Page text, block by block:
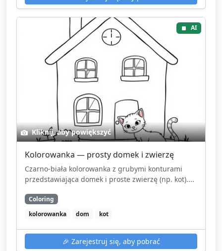
AI
Kliknij, aby powiększyć
Kolorowanka — prosty domek i zwierzę
Czarno-biała kolorowanka z grubymi konturami
przedstawiająca domek i proste zwierzę (np. kot)....
Coloring
kolorowanka
dom kot
🎉 Zarejestruj się, aby pobrać